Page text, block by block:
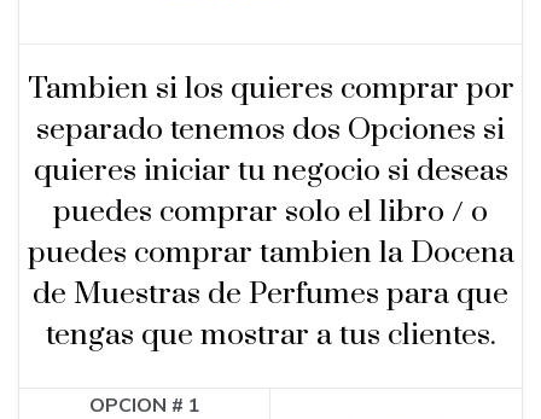
Tambien si los quieres comprar por
separado tenemos dos Opciones si
quieres iniciar tu negocio si deseas
puedes comprar solo el libro / o
puedes comprar tambien la Docena
de Muestras de Perfumes para que
tengas que mostrar a tus clientes.
OPCION # 1